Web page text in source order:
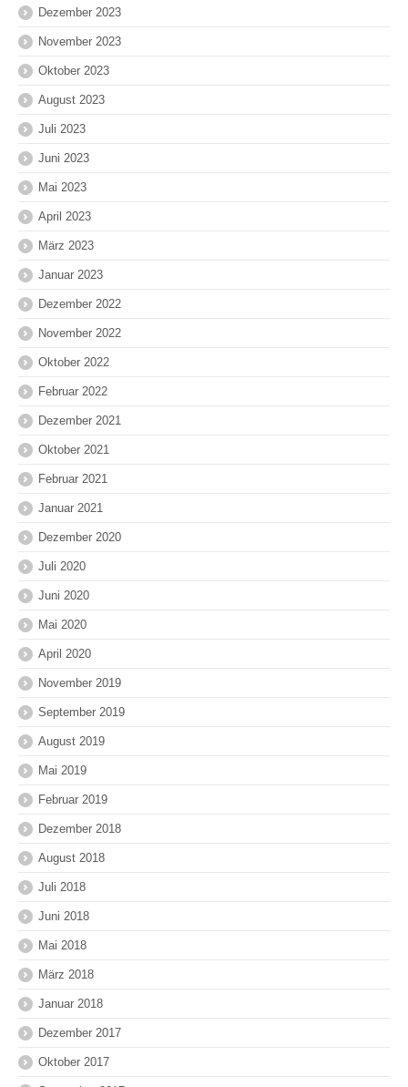
Dezember 2023
November 2023
Oktober 2023
August 2023
Juli 2023
Juni 2023
Mai 2023
April 2023
März 2023
Januar 2023
Dezember 2022
November 2022
Oktober 2022
Februar 2022
Dezember 2021
Oktober 2021
Februar 2021
Januar 2021
Dezember 2020
Juli 2020
Juni 2020
Mai 2020
April 2020
November 2019
September 2019
August 2019
Mai 2019
Februar 2019
Dezember 2018
August 2018
Juli 2018
Juni 2018
Mai 2018
März 2018
Januar 2018
Dezember 2017
Oktober 2017